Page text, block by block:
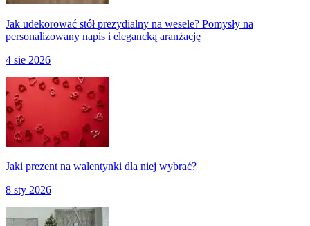
Jak udekorować stół prezydialny na wesele? Pomysły na
personalizowany napis i elegancką aranżację
4 sie 2026
Jaki prezent na walentynki dla niej wybrać?
8 sty 2026